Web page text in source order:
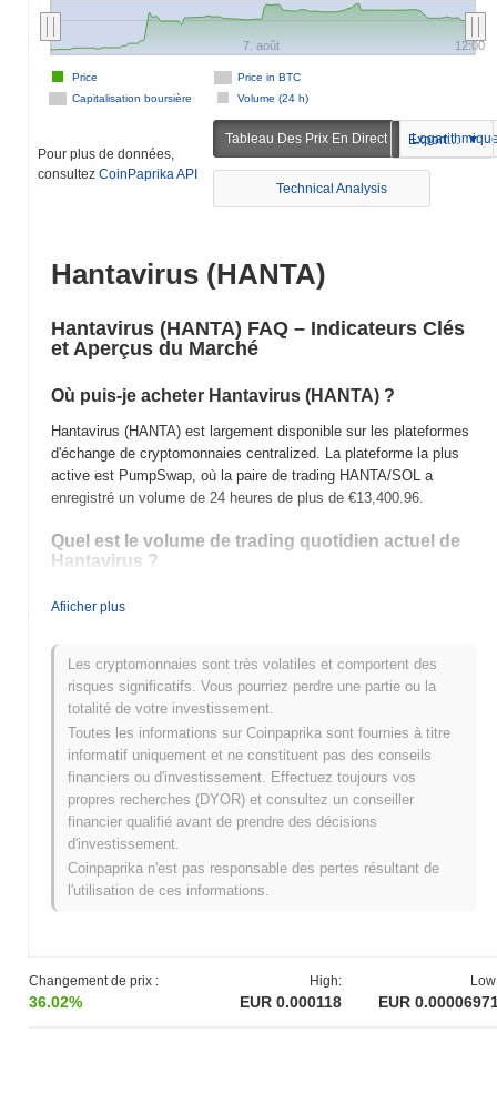
Changement de prix :
36.02%
High:
EUR 0.000118 EUR
Price in BTC
Capitalisation boursière
Volume (24 h)
Price
7. août 12:00
Pour plus de données,
consultez CoinPaprika API
Tableau Des Prix En Direct Exportation
Technical Analysis
Hantavirus (HANTA)
Hantavirus (HANTA) FAQ – Indicateurs Clés
et Aperçus du Marché
Où puis-je acheter Hantavirus (HANTA) ?
Hantavirus (HANTA) est largement disponible sur les plateformes
d'échange de cryptomonnaies centralized. La plateforme la plus
active est PumpSwap, où la paire de trading HANTA/SOL a
enregistré un volume de 24 heures de plus de €13,400.96.
Quel est le volume de trading quotidien actuel de
Hantavirus ?
Hantavirus s'élève à
320.04%
court terme de l'activité de trading.
Quel est l'historique de la fourchette de prix de
Hantavirus ?
Plus Haut Historique (ATH) :€0.005696
Plus Bas Historique (ATL) :NaN
Hantavirus se négocie actuellement ~98.33%en dessous de son
ATH .
Quelle est la capitalisation boursière actuelle de
Hantavirus ?
€94,856.37
, le classant #2820 mondial par taille de marché. Ce
chiffre est calculé en fonction de son offre en circulation de 999
Afiicher plus
Les cryptomonnaies sont très volatiles et comportent des
risques significatifs. Vous pourriez perdre une partie ou la
totalité de votre investissement.
Toutes les informations sur Coinpaprika sont fournies à titre
informatif uniquement et ne constituent pas des conseils
financiers ou d'investissement. Effectuez toujours vos
propres recherches (DYOR) et consultez un conseiller
financier qualifié avant de prendre des décisions
d'investissement.
Coinpaprika n'est pas responsable des pertes résultant de
l'utilisation de ces informations.